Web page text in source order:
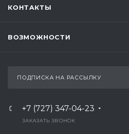
КОНТАКТЫ
ВОЗМОЖНОСТИ
ПОДПИСКА НА РАССЫЛКУ
+7 (727) 347-04-23
ЗАКАЗАТЬ ЗВОНОК